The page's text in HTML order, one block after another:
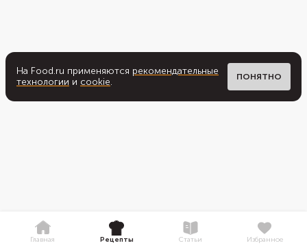
На Food.ru применяются рекомендательные
технологии и cookie. ПОНЯТНО
Главная Рецепты Статьи Избранное